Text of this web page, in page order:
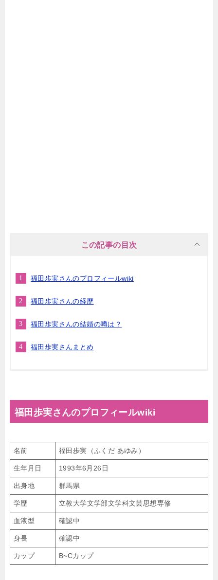
この記事の目次
福田歩実さんのプロフィールwiki
福田歩実さんの経歴
福田歩実さんの結婚の噂は？
福田歩実さんまとめ
福田歩実さんのプロフィールwiki
名前 福田歩実（ふくだ あゆみ）
生年月日 1993年6月26日
出身地 群馬県
学歴 立教大学文学部文学科文芸思想専修
血液型 確認中
身長 確認中
カップ B~Cカップ